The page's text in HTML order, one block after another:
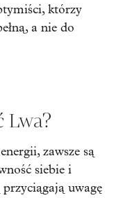
którzy
a nie do
Lwa?
zawsze są
siebie i
uwagę